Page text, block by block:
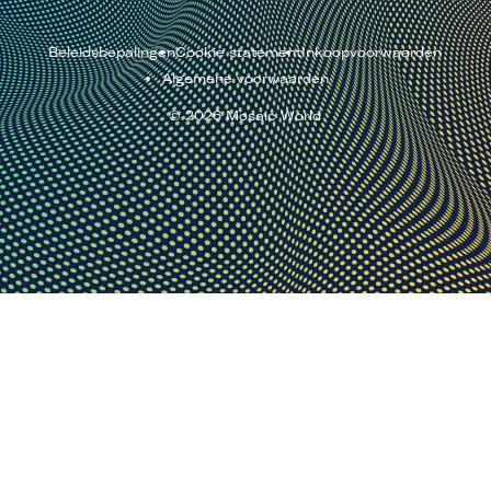
©2026 Mosaic World
BeleidsbepalingenCookie statementInkoopvoorwaarden
Algemene voorwaarden